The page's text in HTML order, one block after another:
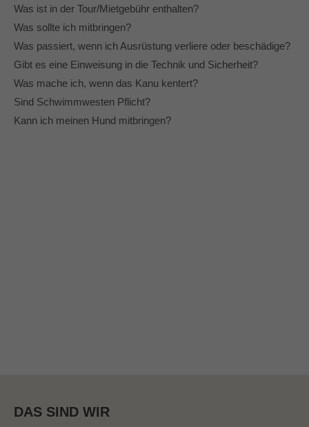
info@yourdomain.com
About us
Lorem ipsum dolor sit amet, consectetuer
adipiscing elit.
Aenean commodo ligula eget dolor. Aenean massa.
Cum sociis natoque penatibus et magnis dis parturient
Was ist in der Tour/Mietgebühr enthalten?
Was sollte ich mitbringen?
Was passiert, wenn ich Ausrüstung verliere oder beschädige?
Gibt es eine Einweisung in die Technik und Sicherheit?
Was mache ich, wenn das Kanu kentert?
Sind Schwimmwesten Pflicht?
Kann ich meinen Hund mitbringen?
DAS SIND WIR